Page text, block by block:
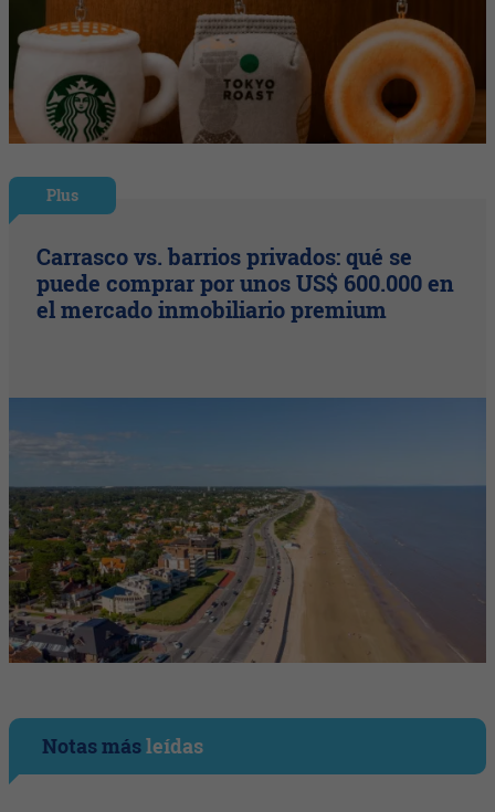
Plus
Carrasco vs. barrios privados: qué se
puede comprar por unos US$ 600.000 en
el mercado inmobiliario premium
Notas másleídas